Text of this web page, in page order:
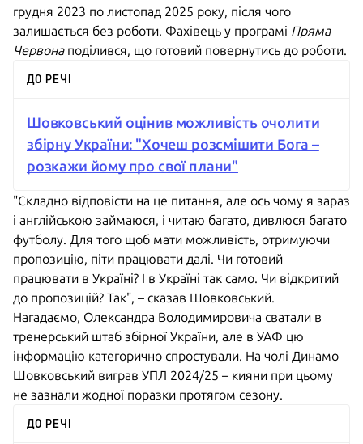
грудня 2023 по листопад 2025 року, після чого
залишається без роботи. Фахівець у програмі Пряма
Червонаподілився, що готовий повернутись до роботи.
ДО РЕЧІ
Шовковський оцінив можливість очолити
збірну України: "Хочеш розсмішити Бога –
розкажи йому про свої плани"
"Складно відповісти на це питання, але ось чому я зараз
і англійською займаюся, і читаю багато, дивлюся багато
футболу. Для того щоб мати можливість, отримуючи
пропозицію, піти працювати далі. Чи готовий
працювати в Україні? І в Україні так само. Чи відкритий
до пропозицій? Так", – сказав Шовковський.
Нагадаємо, Олександра Володимировича сватали в
тренерський штаб збірної України, але в УАФ цю
інформацію категорично спростували. На чолі Динамо
Шовковський виграв УПЛ 2024/25 – кияни при цьому
не зазнали жодної поразки протягом сезону.
ДО РЕЧІ